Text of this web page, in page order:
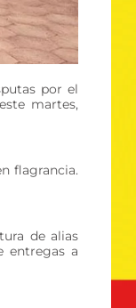
por el
martes,
flagrancia.
de alias
entregas a